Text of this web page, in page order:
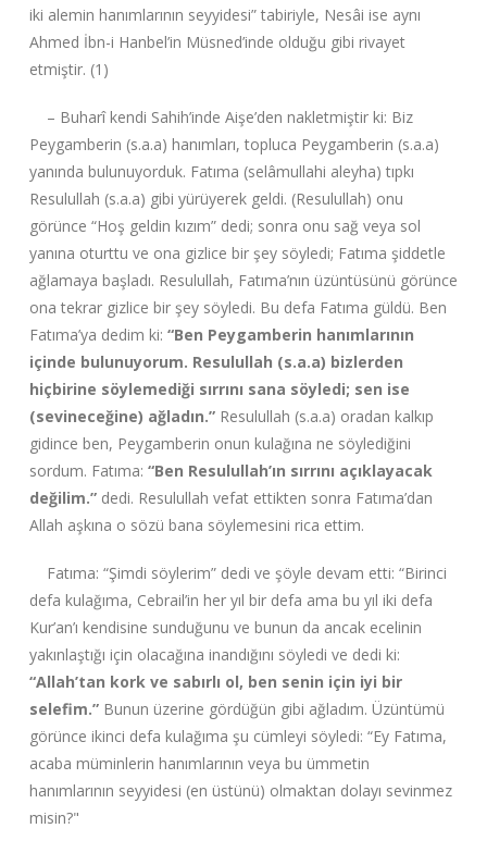
iki alemin hanımlarının seyyidesi” tabiriyle, Nesâi ise aynı
Ahmed İbn-i Hanbel’in Müsned’inde olduğu gibi rivayet
etmiştir. (1)
– Buharî kendi Sahih’inde Aişe’den nakletmiştir ki: Biz
Peygamberin (s.a.a) hanımları, topluca Peygamberin (s.a.a)
yanında bulunuyorduk. Fatıma (selâmullahi aleyha) tıpkı
Resulullah (s.a.a) gibi yürüyerek geldi. (Resulullah) onu
görünce “Hoş geldin kızım” dedi; sonra onu sağ veya sol
yanına oturttu ve ona gizlice bir şey söyledi; Fatıma şiddetle
ağlamaya başladı. Resulullah, Fatıma’nın üzüntüsünü görünce
ona tekrar gizlice bir şey söyledi. Bu defa Fatıma güldü. Ben
Fatıma’ya dedim ki: “Ben Peygamberin hanımlarının
içinde bulunuyorum. Resulullah (s.a.a) bizlerden
hiçbirine söylemediği sırrını sana söyledi; sen ise
(sevineceğine) ağladın.” Resulullah (s.a.a) oradan kalkıp
gidince ben, Peygamberin onun kulağına ne söylediğini
sordum. Fatıma: “Ben Resulullah’ın sırrını açıklayacak
değilim.” dedi. Resulullah vefat ettikten sonra Fatıma’dan
Allah aşkına o sözü bana söylemesini rica ettim.
Fatıma: “Şimdi söylerim” dedi ve şöyle devam etti: “Birinci
defa kulağıma, Cebrail’in her yıl bir defa ama bu yıl iki defa
Kur’an’ı kendisine sunduğunu ve bunun da ancak ecelinin
yakınlaştığı için olacağına inandığını söyledi ve dedi ki:
“Allah’tan kork ve sabırlı ol, ben senin için iyi bir
selefim.”Bunun üzerine gördüğün gibi ağladım. Üzüntümü
görünce ikinci defa kulağıma şu cümleyi söyledi: “Ey Fatıma,
acaba müminlerin hanımlarının veya bu ümmetin
hanımlarının seyyidesi (en üstünü) olmaktan dolayı sevinmez
misin?"